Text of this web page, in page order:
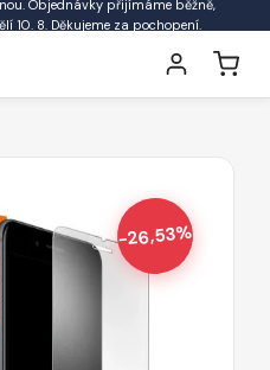
Objednávky přijímáme běžně,
10. 8. Děkujeme za pochopení.
-26,53%